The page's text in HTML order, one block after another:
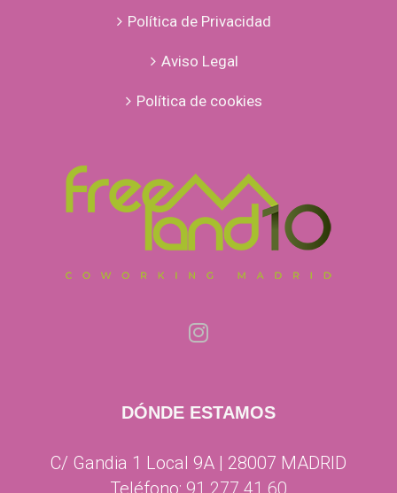
Política de Privacidad
Aviso Legal
Política de cookies
DÓNDE ESTAMOS
C/ Gandia 1 Local 9A | 28007 MADRID